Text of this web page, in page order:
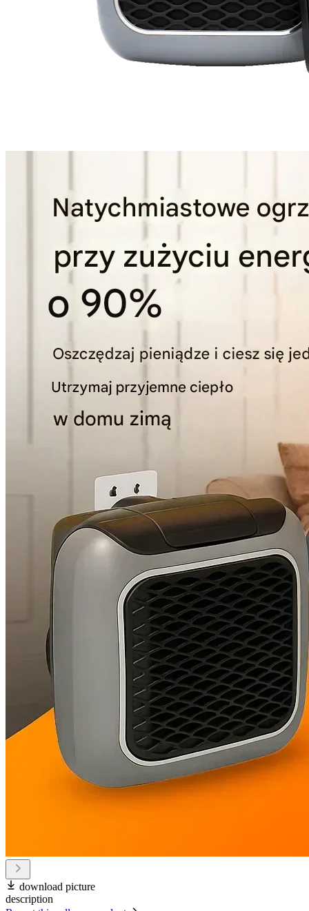
download picture
description